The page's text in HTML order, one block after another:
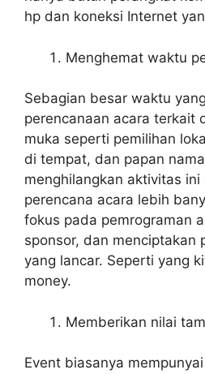
hp dan koneksi Internet
Menghemat waktu
Sebagian besar waktu
perencanaan acara terkait
muka seperti pemilihan
di tempat, dan papan
menghilangkan aktivitas
perencana acara lebih
fokus pada pemrograman
sponsor, dan menciptakan
yang lancar. Seperti yang
money.
Memberikan nilai
Event biasanya